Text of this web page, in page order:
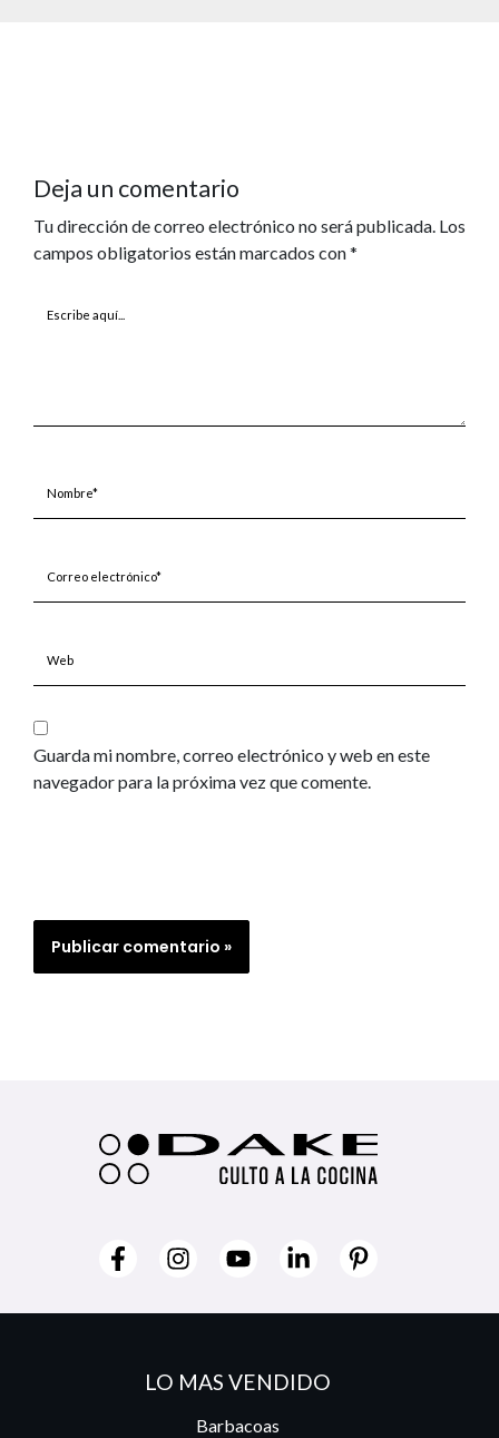
Deja un comentario
Tu dirección de correo electrónico no será publicada. Los
campos obligatorios están marcados con*
Escribe
electrónico*
Guarda mi nombre, correo electrónico y web en este
navegador para la próxima vez que comente.
LO MAS VENDIDO
Barbacoas